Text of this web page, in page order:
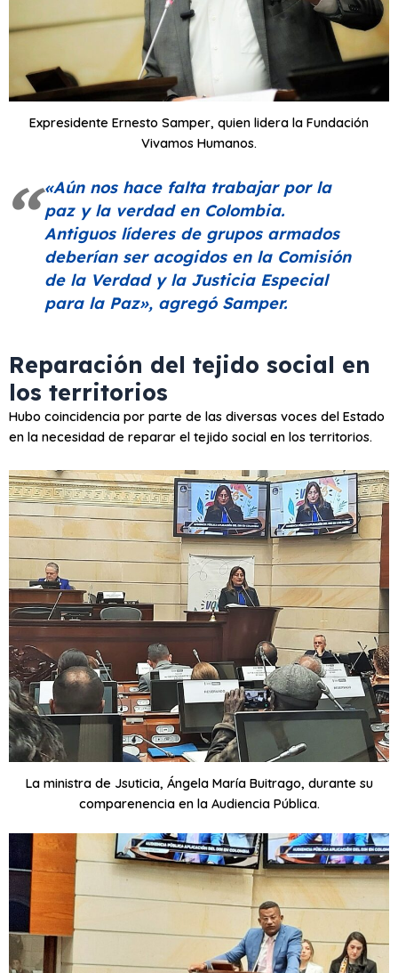
Expresidente Ernesto Samper, quien lidera la Fundación
Vivamos Humanos.
«Aún nos hace falta trabajar por la
paz y la verdad en Colombia.
Antiguos líderes de grupos armados
deberían ser acogidos en la Comisión
de la Verdad y la Justicia Especial
para la Paz», agregó Samper.
Reparación del tejido social en
los territorios
Hubo coincidencia por parte de las diversas voces del Estado
en la necesidad de reparar el tejido social en los territorios.
La ministra de Jsuticia, Ángela María Buitrago, durante su
comparenencia en la Audiencia Pública.